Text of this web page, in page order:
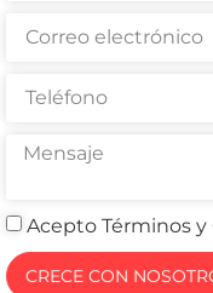
Acepto Términos y
CRECE CON